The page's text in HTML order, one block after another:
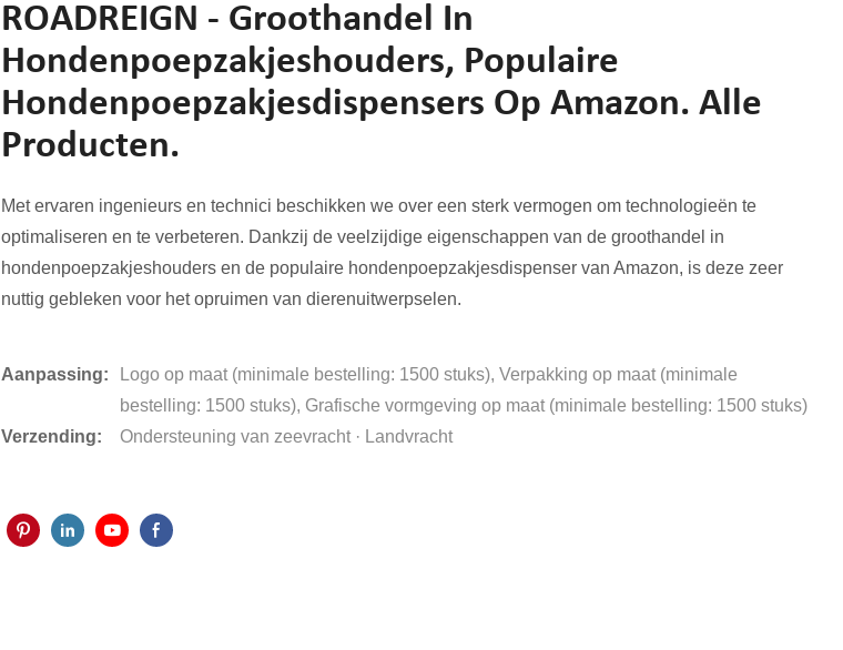
ROADREIGN - Groothandel In
Hondenpoepzakjeshouders, Populaire
Hondenpoepzakjesdispensers Op Amazon. Alle
Producten.
Met ervaren ingenieurs en technici beschikken we over een sterk vermogen om technologieën te
optimaliseren en te verbeteren. Dankzij de veelzijdige eigenschappen van de groothandel in
hondenpoepzakjeshouders en de populaire hondenpoepzakjesdispenser van Amazon, is deze zeer
nuttig gebleken voor het opruimen van dierenuitwerpselen.
Aanpassing:
Logo op maat (minimale bestelling: 1500 stuks), Verpakking op maat (minimale
bestelling: 1500 stuks), Grafische vormgeving op maat (minimale bestelling: 1500 stuks)
Verzending:
Ondersteuning van zeevracht · Landvracht